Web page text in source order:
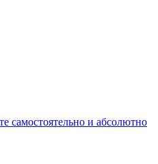
самостоятельно и абсолютно